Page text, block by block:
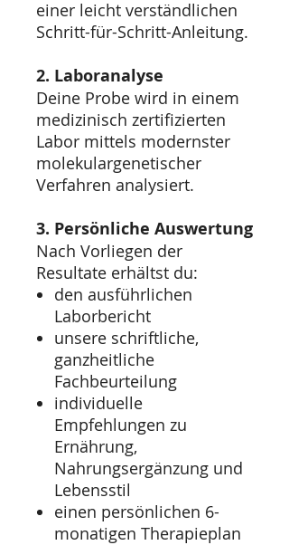
einer leicht verständlichen
Schritt-für-Schritt-Anleitung.
2. Laboranalyse
Deine Probe wird in einem
medizinisch zertifizierten
Labor mittels modernster
molekulargenetischer
Verfahren analysiert.
3. Persönliche Auswertung
Nach Vorliegen der
Resultate erhältst du:
den ausführlichen
Laborbericht
unsere schriftliche,
ganzheitliche
Fachbeurteilung
individuelle
Empfehlungen zu
Ernährung,
Nahrungsergänzung und
Lebensstil
einen persönlichen 6-
monatigen Therapieplan